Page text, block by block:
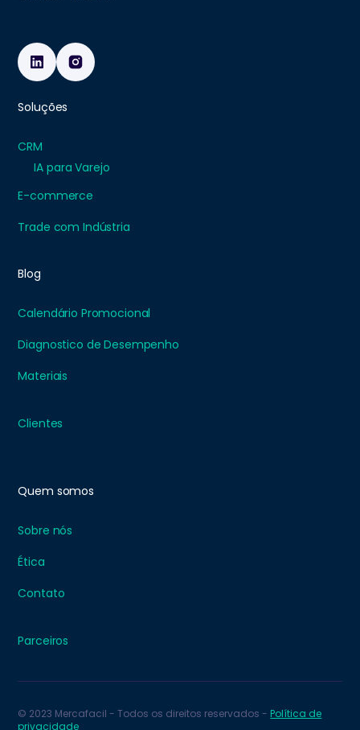
Soluções
CRM
IA para Varejo
E-commerce
Trade com Indústria
Blog
Calendário Promocional
Diagnostico de Desempenho
Materiais
Clientes
Quem somos
Sobre nós
Ética
Contato
Parceiros
© 2023 Mercafacil - Todos os direitos reservados - Política de
privacidade